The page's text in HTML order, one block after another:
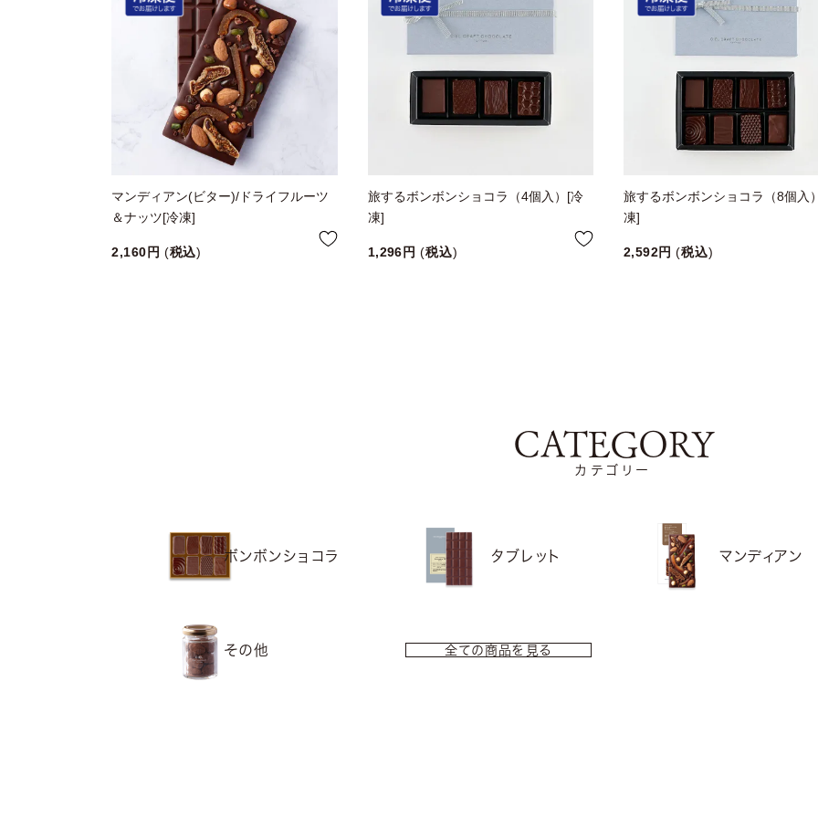
マンディアン(ビター)/ドライフルーツ
＆ナッツ[冷凍]
2,160 税込
旅するボンボンショコラ（4個入）[冷
凍]
1,296 税込
旅するボンボンショコラ（8個入
凍]
2,592 税込
CATEGORY
カテゴリー
ボンボンショコラ タブレット マンディアン
その他 全ての商品を見る